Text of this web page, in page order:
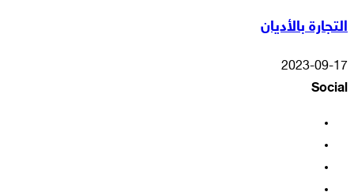
التجارة بالأديان
2023-09-17
Social